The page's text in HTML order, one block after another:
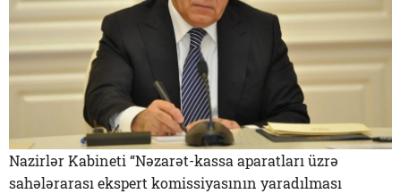
Nazirlər Kabineti “Nəzarət-kassa aparatları üzrə
sahələrarası ekspert komissiyasının yaradılması